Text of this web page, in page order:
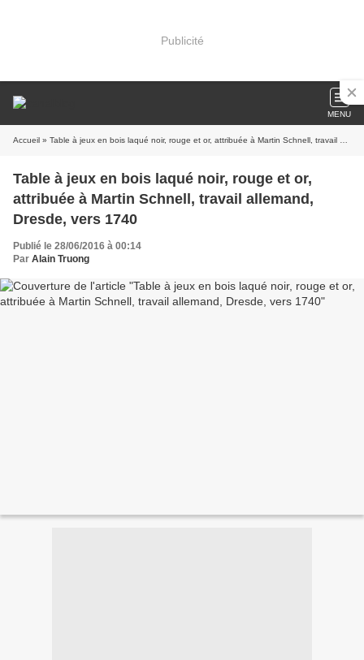
Publicité
MENU
Accueil » Table à jeux en bois laqué noir, rouge et or, attribuée à Martin Schnell, travail allemand, Dresde, vers 1740
Table à jeux en bois laqué noir, rouge et or,
attribuée à Martin Schnell, travail allemand,
Dresde, vers 1740
Publié le 28/06/2016 à 00:14
Par Alain Truong